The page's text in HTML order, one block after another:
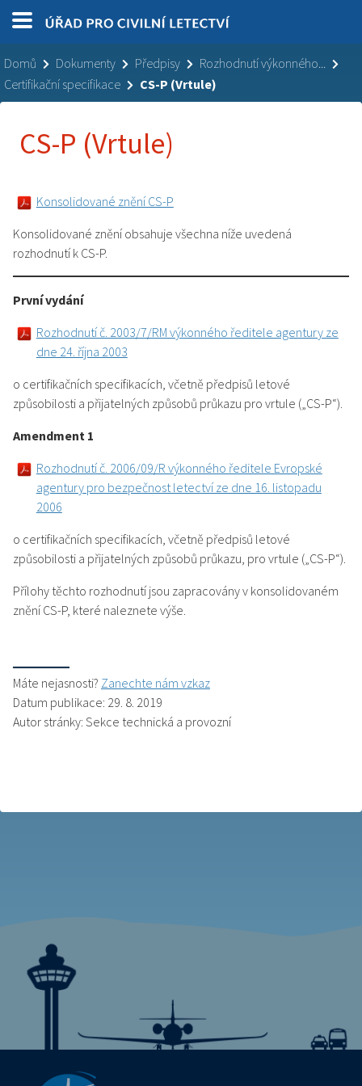
Domů Dokumenty Předpisy
Rozhodnutí výkonného...
Certifikační specifikace
CS-P (Vrtule)
CS-P (Vrtule)
Konsolidované znění CS-P
Konsolidované znění obsahuje všechna níže uvedená
rozhodnutí k CS-P.
První vydání
Rozhodnutí č. 2003/7/RM výkonného ředitele agentury ze
dne 24. října 2003
o certifikačních specifikacích, včetně předpisů letové
způsobilosti a přijatelných způsobů průkazu pro vrtule („CS-P“).
Amendment 1
Rozhodnutí č. 2006/09/R výkonného ředitele Evropské
agentury pro bezpečnost letectví ze dne 16. listopadu
2006
o certifikačních specifikacích, včetně předpisů letové
způsobilosti a přijatelných způsobů průkazu, pro vrtule („CS-P“).
Přílohy těchto rozhodnutí jsou zapracovány v konsolidovaném
znění CS-P, které naleznete výše.
Máte nejasnosti? Zanechte nám vzkaz
Datum publikace: 29. 8. 2019
Autor stránky: Sekce technická a provozní